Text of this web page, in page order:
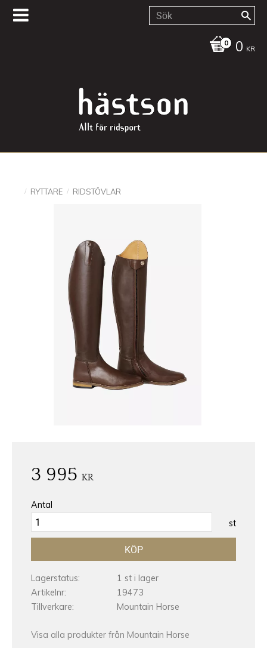
0 KR
RYTTARE RIDSTÖVLAR
3 995 KR
Antal
st
KÖP
Lagerstatus
1 st i lager
Artikelnr
19473
Tillverkare
Mountain Horse
Visa alla produkter från Mountain Horse